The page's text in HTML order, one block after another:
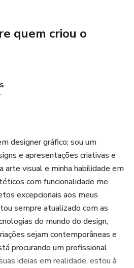
quem criou o
designer gráfico; sou um
e apresentações criativas e
arte visual e minha habilidade em
com funcionalidade me
excepcionais aos meus
sempre atualizado com as
do mundo do design,
sejam contemporâneas e
procurando um profissional
ideias em realidade, estou à